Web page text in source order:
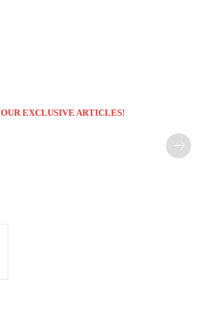
EXCLUSIVE ARTICLES!